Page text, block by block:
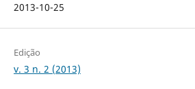
2013-10-25
Edição
v. 3 n. 2 (2013)